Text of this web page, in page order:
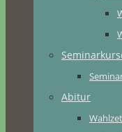
Abitur